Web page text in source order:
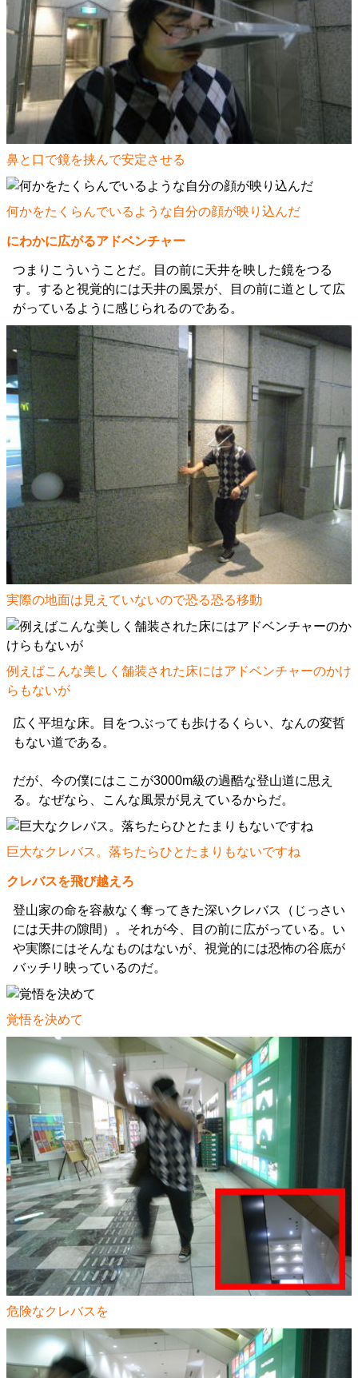
鼻と口で鏡を挟んで安定させる
何かをたくらんでいるような自分の顔が映り込んだ
にわかに広がるアドベンチャー
つまりこういうことだ。目の前に天井を映した鏡をつる
す。すると視覚的には天井の風景が、目の前に道として広
がっているように感じられるのである。
実際の地面は見えていないので恐る恐る移動
例えばこんな美しく舗装された床にはアドベンチャーのかけ
らもないが
広く平坦な床。目をつぶっても歩けるくらい、なんの変哲
もない道である。
だが、今の僕にはここが3000m級の過酷な登山道に思え
る。なぜなら、こんな風景が見えているからだ。
巨大なクレバス。落ちたらひとたまりもないですね
クレバスを飛び越えろ
登山家の命を容赦なく奪ってきた深いクレバス（じっさい
には天井の隙間）。それが今、目の前に広がっている。い
や実際にはそんなものはないが、視覚的には恐怖の谷底が
バッチリ映っているのだ。
覚悟を決めて
危険なクレバスを